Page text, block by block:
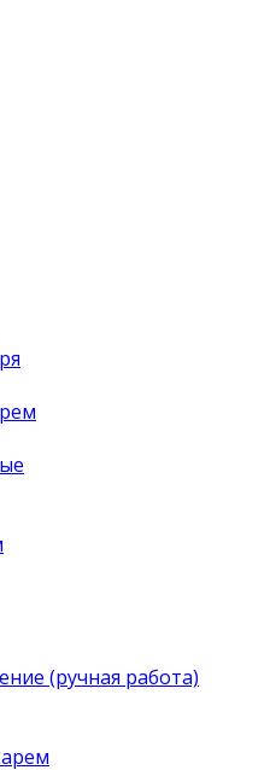
(ручная работа)